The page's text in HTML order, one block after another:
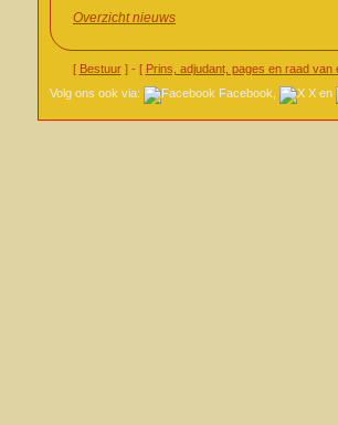
Overzicht nieuws
[ Bestuur] - [ Prins, adjudant, pages en raad van
Volg ons ook via:
Facebook X en